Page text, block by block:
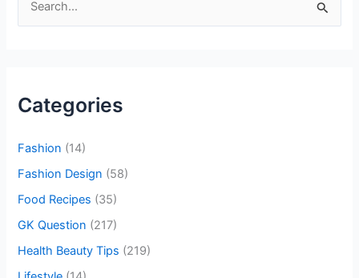
h
r
:
Categories
Fashion (14)
Fashion Design (58)
Food Recipes (35)
GK Question (217)
Health Beauty Tips (219)